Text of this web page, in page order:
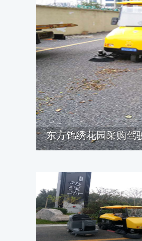
东方锦绣花园采购驾